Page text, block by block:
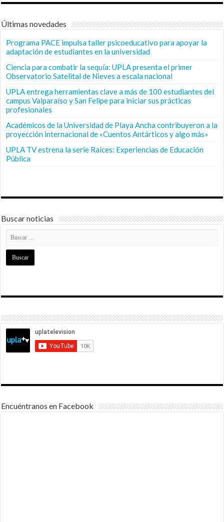
Últimas novedades
Programa PACE impulsa taller psicoeducativo para apoyar la
adaptación de estudiantes en la universidad
Ciencia para combatir la sequía: UPLA presenta el primer
Observatorio Satelital de Nieves a escala nacional
UPLA entrega herramientas clave a más de 100 estudiantes del
campus Valparaíso y San Felipe para iniciar sus prácticas
profesionales
Académicos de la Universidad de Playa Ancha contribuyeron a la
proyección internacional de «Cuentos Antárticos y algo más»
UPLA TV estrena la serie Raíces: Experiencias de Educación
Pública
Buscar noticias
Encuéntranos en Facebook